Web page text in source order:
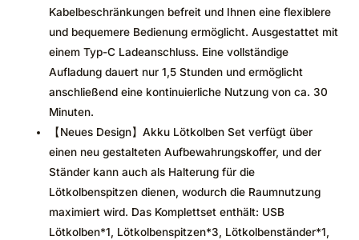
Kabelbeschränkungen befreit und Ihnen eine flexiblere
und bequemere Bedienung ermöglicht. Ausgestattet mit
einem Typ-C Ladeanschluss. Eine vollständige
Aufladung dauert nur 1,5 Stunden und ermöglicht
anschließend eine kontinuierliche Nutzung von ca. 30
Minuten.
【Neues Design】Akku Lötkolben Set verfügt über
einen neu gestalteten Aufbewahrungskoffer, und der
Ständer kann auch als Halterung für die
Lötkolbenspitzen dienen, wodurch die Raumnutzung
maximiert wird. Das Komplettset enthält: USB
Lötkolben*1, Lötkolbenspitzen*3, Lötkolbenständer*1,